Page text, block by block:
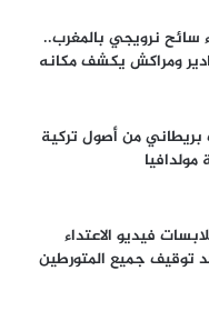
سائح نرويجي بالمغرب..
ومراكش يكشف مكانه
من أصول تركية
فيديو الاعتداء
توقيف جميع المتورطين